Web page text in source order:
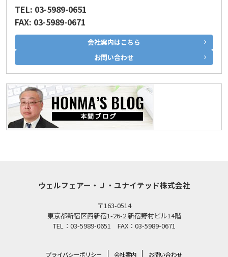
TEL: 03-5989-0651
FAX: 03-5989-0671
会社案内はこちら
お問い合わせ
ウェルフェアー・Ｊ・ユナイテッド株式会社
〒163-0514
東京都新宿区西新宿1-26-2 新宿野村ビル14階
TEL：03-5989-0651 FAX：03-5989-0671
プライバシーポリシー 会社案内 お問い合わせ